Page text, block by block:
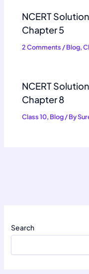
NCERT
Chapter 5
2 Comments /Blog,
NCERT
Chapter 8
Class 10, Blog/ By
Search